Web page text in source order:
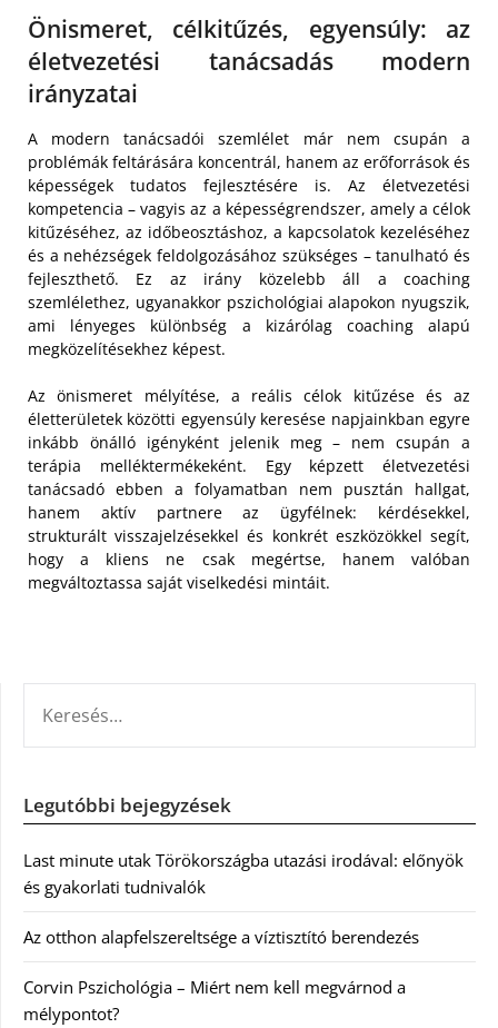
Önismeret, célkitűzés, egyensúly: az
életvezetési tanácsadás modern
irányzatai
A modern tanácsadói szemlélet már nem csupán a
problémák feltárására koncentrál, hanem az erőforrások és
képességek tudatos fejlesztésére is. Az életvezetési
kompetencia – vagyis az a képességrendszer, amely a célok
kitűzéséhez, az időbeosztáshoz, a kapcsolatok kezeléséhez
és a nehézségek feldolgozásához szükséges – tanulható és
fejleszthető. Ez az irány közelebb áll a coaching
szemlélethez, ugyanakkor pszichológiai alapokon nyugszik,
ami lényeges különbség a kizárólag coaching alapú
megközelítésekhez képest.
Az önismeret mélyítése, a reális célok kitűzése és az
életterületek közötti egyensúly keresése napjainkban egyre
inkább önálló igényként jelenik meg – nem csupán a
terápia melléktermékeként. Egy képzett életvezetési
tanácsadó ebben a folyamatban nem pusztán hallgat,
hanem aktív partnere az ügyfélnek: kérdésekkel,
strukturált visszajelzésekkel és konkrét eszközökkel segít,
hogy a kliens ne csak megértse, hanem valóban
megváltoztassa saját viselkedési mintáit.
Legutóbbi bejegyzések
Last minute utak Törökországba utazási irodával: előnyök
és gyakorlati tudnivalók
Az otthon alapfelszereltsége a víztisztító berendezés
Corvin Pszichológia – Miért nem kell megvárnod a
mélypontot?